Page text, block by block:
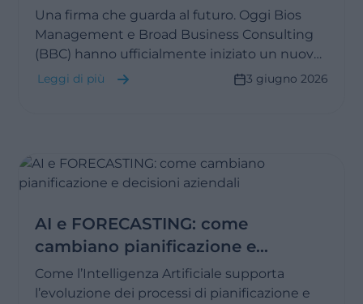
Spagna
Una firma che guarda al futuro. Oggi Bios
Management e Broad Business Consulting
(BBC) hanno ufficialmente iniziato un nuovo
percorso insieme.
Leggi di più 3 giugno 2026
AI e FORECASTING: come
cambiano pianificazione e
decisioni aziendali
Come l’Intelligenza Artificiale supporta
l’evoluzione dei processi di pianificazione e